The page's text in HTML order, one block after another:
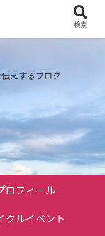
えするブログ
ロフィール
クルイベント
検索